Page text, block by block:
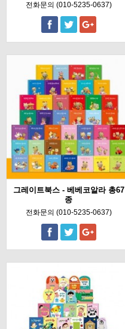
전화문의 (010-5235-0637)
그레이트북스 - 베베코알라 총67
종
전화문의 (010-5235-0637)